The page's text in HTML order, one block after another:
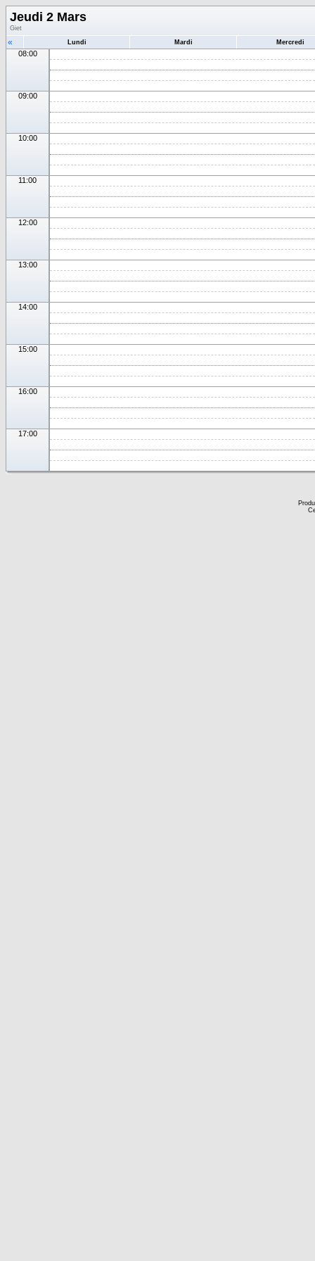
Jeudi 2 Mars
Giet
« Lundi Mardi Mercredi
08:00
09:00
10:00
11:00
12:00
13:00
14:00
15:00
16:00
17:00